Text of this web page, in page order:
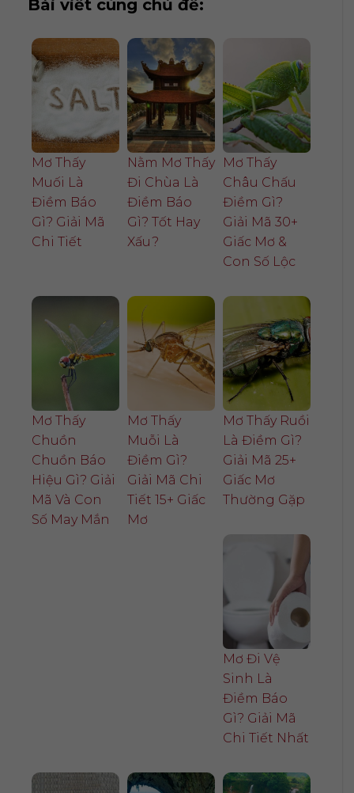
Bài viết cùng chủ đề:
Mơ Thấy
Muối Là
Điềm Báo
Gì? Giải Mã
Chi Tiết
Nằm Mơ Thấy
Đi Chùa Là
Điềm Báo
Gì? Tốt Hay
Xấu?
Mơ Thấy
Châu Chấu
Điềm Gì?
Giải Mã 30+
Giấc Mơ &
Con Số Lộc
Mơ Thấy
Chuồn
Chuồn Báo
Hiệu Gì? Giải
Mã Và Con
Số May Mắn
Mơ Thấy
Muỗi Là
Điềm Gì?
Giải Mã Chi
Tiết 15+ Giấc
Mơ
Mơ Thấy Ruồi
Là Điềm Gì?
Giải Mã 25+
Giấc Mơ
Thường Gặp
Mơ Đi Vệ
Sinh Là
Điềm Báo
Gì? Giải Mã
Chi Tiết Nhất